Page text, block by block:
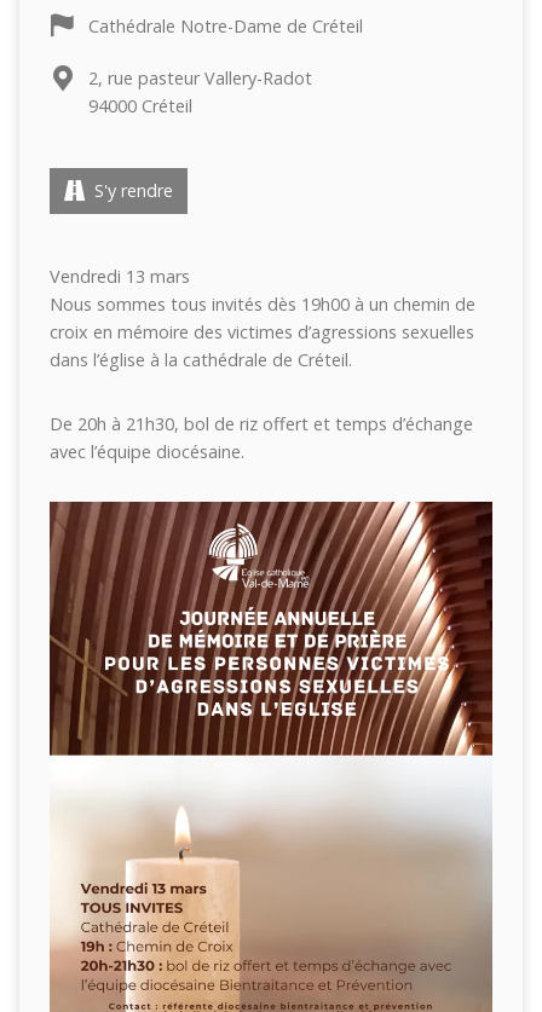
Cathédrale Notre-Dame de Créteil
2, rue pasteur Vallery-Radot
94000 Créteil
S'y rendre
Vendredi 13 mars
Nous sommes tous invités dès 19h00 à un chemin de
croix en mémoire des victimes d’agressions sexuelles
dans l’église à la cathédrale de Créteil.
De 20h à 21h30, bol de riz offert et temps d’échange
avec l’équipe diocésaine.